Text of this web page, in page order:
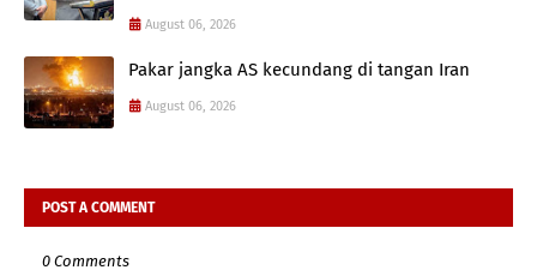
August 06, 2026
Pakar jangka AS kecundang di tangan Iran
August 06, 2026
POST A COMMENT
0 Comments